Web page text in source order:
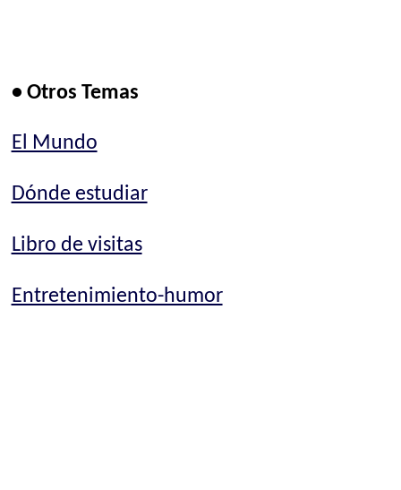
• Otros Temas
El Mundo
Dónde estudiar
Libro de visitas
Entretenimiento-humor